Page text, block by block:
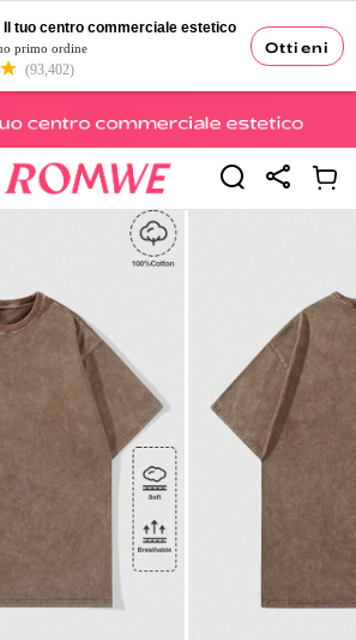
Ottieni
Il tuo centro commerciale estetico
primo ordine
(93,402)